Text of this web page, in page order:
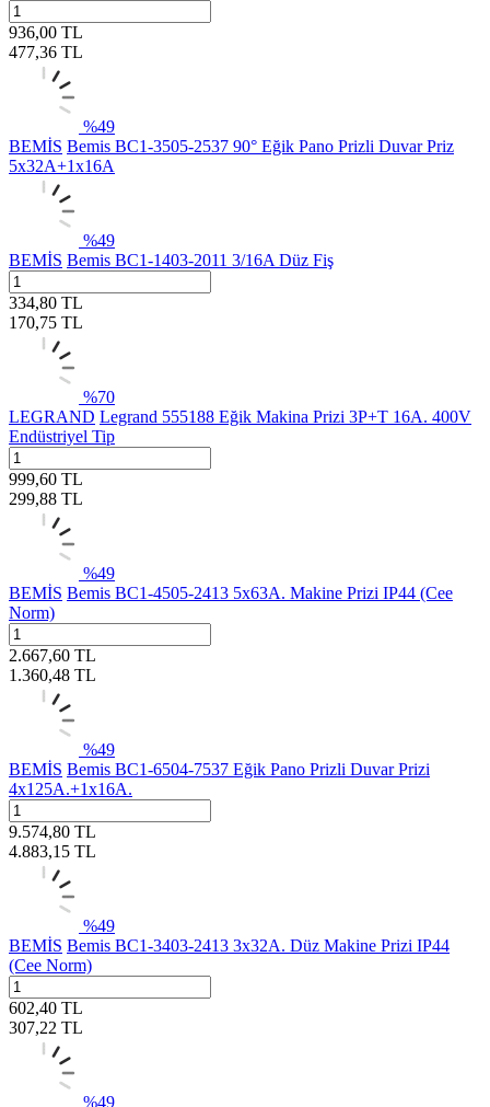
936,00 TL
477,36 TL
%49
BEMİS Bemis BC1-3505-2537 90° Eğik Pano Prizli Duvar Priz
5x32A+1x16A
%49
BEMİS Bemis BC1-1403-2011 3/16A Düz Fiş
334,80 TL
170,75 TL
%70
LEGRAND Legrand 555188 Eğik Makina Prizi 3P+T 16A. 400V
Endüstriyel Tip
999,60 TL
299,88 TL
%49
BEMİS Bemis BC1-4505-2413 5x63A. Makine Prizi IP44 (Cee
Norm)
2.667,60 TL
1.360,48 TL
%49
BEMİS Bemis BC1-6504-7537 Eğik Pano Prizli Duvar Prizi
4x125A.+1x16A.
9.574,80 TL
4.883,15 TL
%49
BEMİS Bemis BC1-3403-2413 3x32A. Düz Makine Prizi IP44
(Cee Norm)
602,40 TL
307,22 TL
%49